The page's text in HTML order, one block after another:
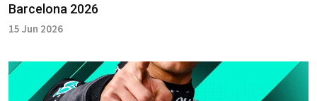
Barcelona 2026
15 Jun 2026